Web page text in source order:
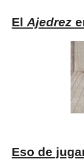
ElAjedrez
Eso de